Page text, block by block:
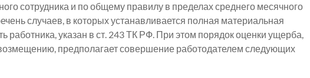
сотрудника и по общему правилу в пределах среднего месячного
случаев, в которых устанавливается полная материальная
работника, указан в ст. 243 ТК РФ. При этом порядок оценки ущерба,
предполагает совершение работодателем следующих